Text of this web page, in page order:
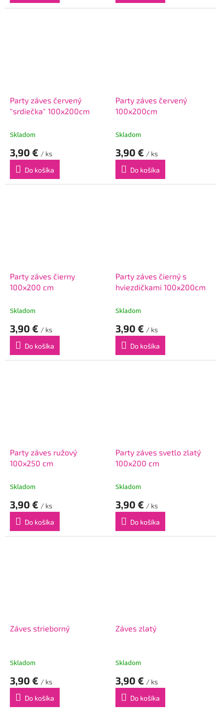
Party záves červený
"srdiečka" 100x200cm
Skladom
3,90 € / ks
Do košíka
Party záves červený
100x200cm
Skladom
3,90 € / ks
Do košíka
Party záves čierny
100x200 cm
Skladom
3,90 € / ks
Do košíka
Party záves čierný s
hviezdičkami 100x200cm
Skladom
3,90 € / ks
Do košíka
Party záves ružový
100x250 cm
Skladom
3,90 € / ks
Do košíka
Party záves svetlo zlatý
100x200 cm
Skladom
3,90 € / ks
Do košíka
Záves strieborný
Skladom
3,90 € / ks
Do košíka
Záves zlatý
Skladom
3,90 € / ks
Do košíka